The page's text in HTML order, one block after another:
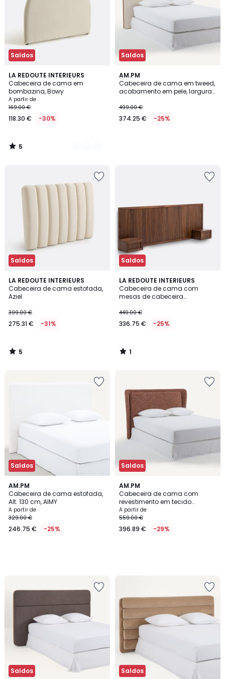
Saldos
LA REDOUTE INTERIEURS
Cabeceira de cama em
bombazina, Bowy
A partir de
169.00 €
118.30 € -30%
5
/
5
2
Cores
5
/
Saldos
AM.PM
Cabeceira de cama em tweed,
acabamento em pele, largura
499.00 €
374.25 € -25%
Saldos
LA REDOUTE INTERIEURS
Cabeceira de cama estofada,
Aziel
399.00 €
275.31 € -31%
5
/
5
5
/
Saldos
LA REDOUTE INTERIEURS
Cabeceira de cama com
mesas de cabeceira
449.00 €
336.75 € -25%
1
/
5
1
/
Saldos
AM.PM
Cabeceira de cama estofada,
Alt. 130 cm, AIMY
A partir de
329.00 €
246.75 € -25%
Saldos
AM.PM
Cabeceira de cama com
revestimento em tecido
mesclado, Jabote
A partir de
559.00 €
396.89 € -29%
Saldos Saldos